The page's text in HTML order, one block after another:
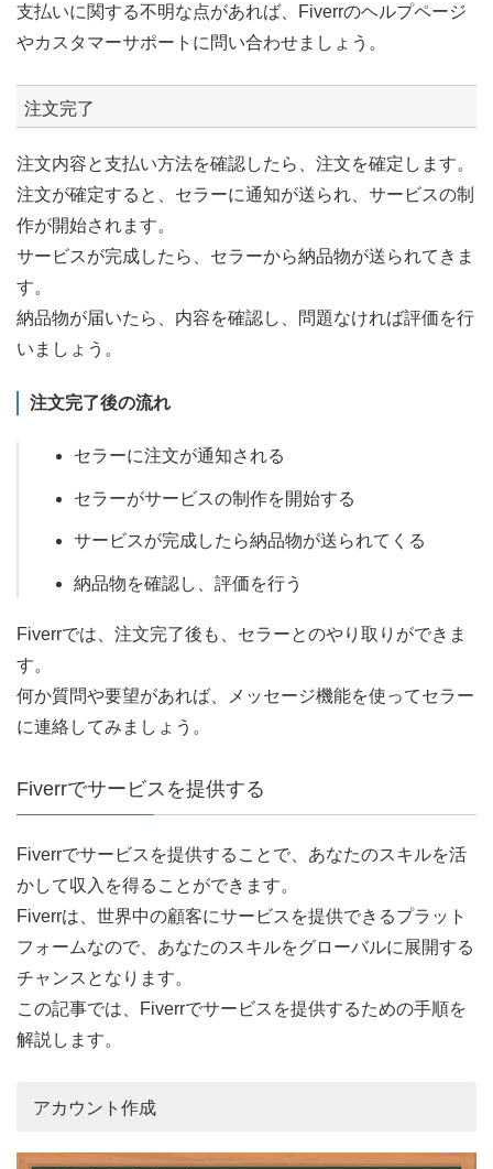
支払いに関する不明な点があれば、Fiverrのヘルプページ
やカスタマーサポートに問い合わせましょう。
注文完了
注文内容と支払い方法を確認したら、注文を確定します。
注文が確定すると、セラーに通知が送られ、サービスの制
作が開始されます。
サービスが完成したら、セラーから納品物が送られてきま
す。
納品物が届いたら、内容を確認し、問題なければ評価を行
いましょう。
注文完了後の流れ
セラーに注文が通知される
セラーがサービスの制作を開始する
サービスが完成したら納品物が送られてくる
納品物を確認し、評価を行う
Fiverrでは、注文完了後も、セラーとのやり取りができま
す。
何か質問や要望があれば、メッセージ機能を使ってセラー
に連絡してみましょう。
Fiverrでサービスを提供する
Fiverrでサービスを提供することで、あなたのスキルを活
かして収入を得ることができます。
Fiverrは、世界中の顧客にサービスを提供できるプラット
フォームなので、あなたのスキルをグローバルに展開する
チャンスとなります。
この記事では、Fiverrでサービスを提供するための手順を
解説します。
アカウント作成